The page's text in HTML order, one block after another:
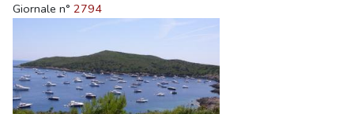
Giornale n° 2794